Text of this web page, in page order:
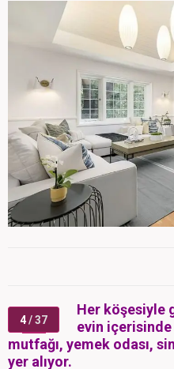
4/ 37
Her köşesiyle
evin
mutfağı, yemek odası,
yer alıyor.